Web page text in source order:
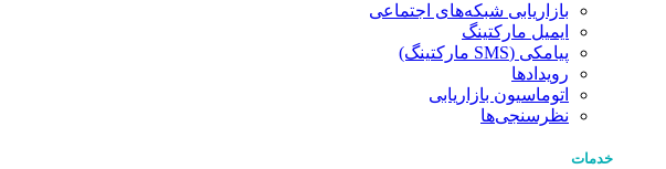
بازاریابی شبکه‌های اجتماعی
ایمیل مارکتینگ
پیامکی (SMS مارکتینگ)
رویدادها
اتوماسیون بازاریابی
نظرسنجی‌ها
خدمات